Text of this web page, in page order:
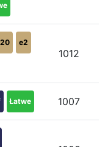
20 e2
1012
Łatwe 1007